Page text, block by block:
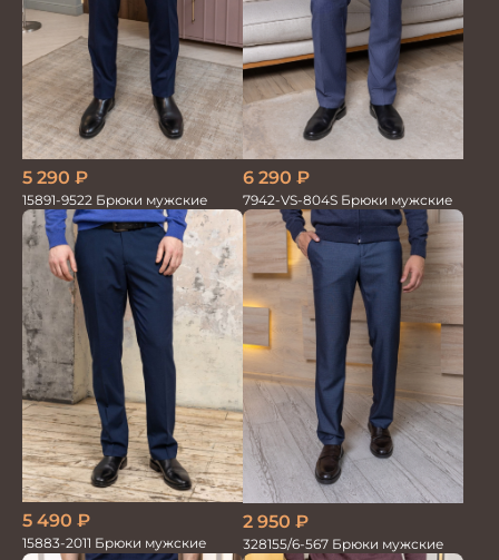
5 290 ₽
15891-9522 Брюки мужские
6 290 ₽
7942-VS-804S Брюки мужские
5 490 ₽
15883-2011 Брюки мужские
2 950 ₽
328155/6-567 Брюки мужские